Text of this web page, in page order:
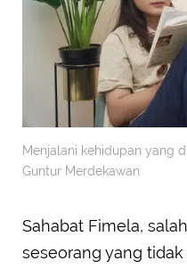
Menjalani kehidupan yang
Guntur Merdekawan
Sahabat Fimela,
seseorang yang